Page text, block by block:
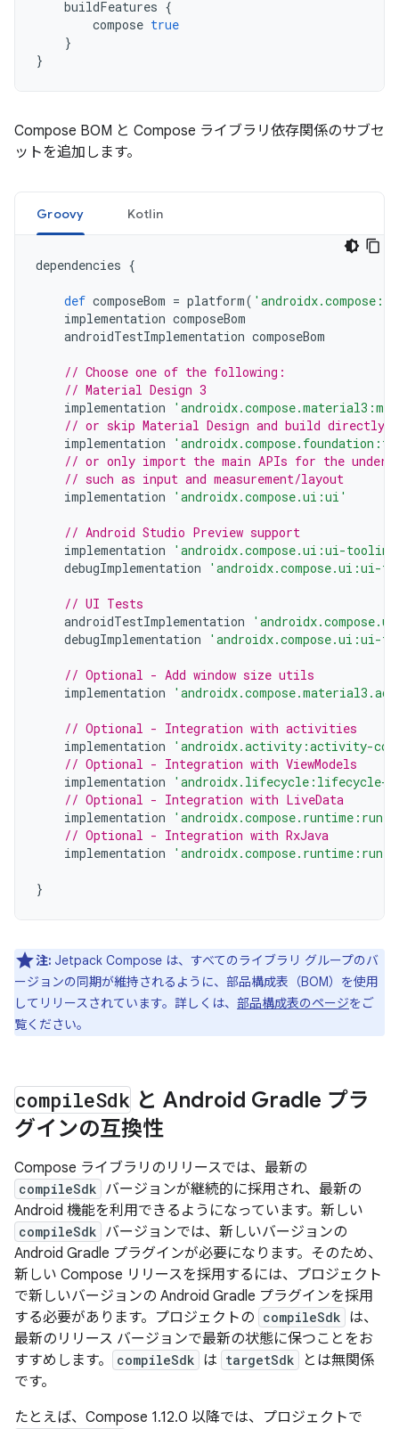
buildFeatures {
compose true
}
}
Compose BOM と Compose ライブラリ依存関係のサブセ
ットを追加します。
Groovy Kotlin
dependencies {
def composeBom = platform(
implementation composeBom
androidTestImplementation composeBom
// Choose one of the following:
// Material Design 3
implementation
// or skip Material Design and build directly
implementation
// or only import the main APIs for the
// such as input and measurement/layout
implementation
'androidx.compose.ui:ui'
// Android Studio Preview support
implementation
'androidx.compose.ui:ui-
debugImplementation
'androidx.compose.ui:ui-
// UI Tests
androidTestImplementation
debugImplementation
'androidx.compose.ui:ui-
// Optional - Add window size utils
implementation
// Optional - Integration with activities
implementation
'androidx.activity:activity-
// Optional - Integration with ViewModels
implementation
'androidx.lifecycle:lifecycle-
// Optional - Integration with LiveData
implementation
// Optional - Integration with RxJava
implementation
}
注: Jetpack Compose は、すべてのライブラリ グループのバ
ージョンの同期が維持されるように、部品構成表（BOM）を使用
してリリースされています。詳しくは、 部品構成表のページをご
覧ください。
compileSdk と Android Gradle プラ
グインの互換性
Compose ライブラリのリリースでは、最新の
compileSdk バージョンが継続的に採用され、最新の
Android 機能を利用できるようになっています。新しい
compileSdk バージョンでは、新しいバージョンの
Android Gradle プラグインが必要になります。そのため、
新しい Compose リリースを採用するには、プロジェクト
で新しいバージョンの Android Gradle プラグインを採用
する必要があります。プロジェクトの compileSdk は、
最新のリリース バージョンで最新の状態に保つことをお
すすめします。
compileSdk は targetSdk
とは無関係
です。
たとえば、Compose 1.12.0 以降では、プロジェクトで